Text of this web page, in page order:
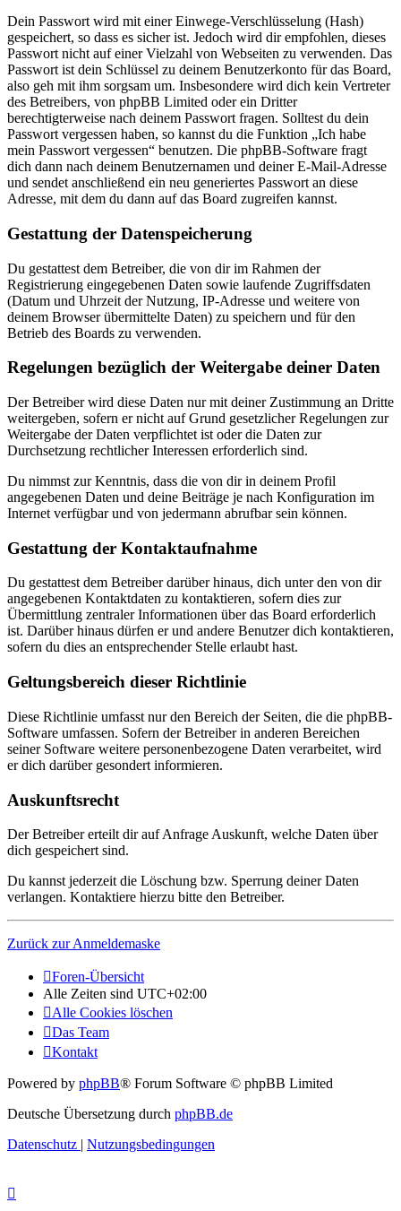
Dein Passwort wird mit einer Einwege-Verschlüsselung (Hash)
gespeichert, so dass es sicher ist. Jedoch wird dir empfohlen, dieses
Passwort nicht auf einer Vielzahl von Webseiten zu verwenden. Das
Passwort ist dein Schlüssel zu deinem Benutzerkonto für das Board,
also geh mit ihm sorgsam um. Insbesondere wird dich kein Vertreter
des Betreibers, von phpBB Limited oder ein Dritter
berechtigterweise nach deinem Passwort fragen. Solltest du dein
Passwort vergessen haben, so kannst du die Funktion „Ich habe
mein Passwort vergessen“ benutzen. Die phpBB-Software fragt
dich dann nach deinem Benutzernamen und deiner E-Mail-Adresse
und sendet anschließend ein neu generiertes Passwort an diese
Adresse, mit dem du dann auf das Board zugreifen kannst.
Gestattung der Datenspeicherung
Du gestattest dem Betreiber, die von dir im Rahmen der
Registrierung eingegebenen Daten sowie laufende Zugriffsdaten
(Datum und Uhrzeit der Nutzung, IP-Adresse und weitere von
deinem Browser übermittelte Daten) zu speichern und für den
Betrieb des Boards zu verwenden.
Regelungen bezüglich der Weitergabe deiner Daten
Der Betreiber wird diese Daten nur mit deiner Zustimmung an Dritte
weitergeben, sofern er nicht auf Grund gesetzlicher Regelungen zur
Weitergabe der Daten verpflichtet ist oder die Daten zur
Durchsetzung rechtlicher Interessen erforderlich sind.
Du nimmst zur Kenntnis, dass die von dir in deinem Profil
angegebenen Daten und deine Beiträge je nach Konfiguration im
Internet verfügbar und von jedermann abrufbar sein können.
Gestattung der Kontaktaufnahme
Du gestattest dem Betreiber darüber hinaus, dich unter den von dir
angegebenen Kontaktdaten zu kontaktieren, sofern dies zur
Übermittlung zentraler Informationen über das Board erforderlich
ist. Darüber hinaus dürfen er und andere Benutzer dich kontaktieren,
sofern du dies an entsprechender Stelle erlaubt hast.
Geltungsbereich dieser Richtlinie
Diese Richtlinie umfasst nur den Bereich der Seiten, die die phpBB-
Software umfassen. Sofern der Betreiber in anderen Bereichen
seiner Software weitere personenbezogene Daten verarbeitet, wird
er dich darüber gesondert informieren.
Auskunftsrecht
Der Betreiber erteilt dir auf Anfrage Auskunft, welche Daten über
dich gespeichert sind.
Du kannst jederzeit die Löschung bzw. Sperrung deiner Daten
verlangen. Kontaktiere hierzu bitte den Betreiber.
Zurück zur Anmeldemaske
Foren-Übersicht
Alle Zeiten sind UTC+02:00
Alle Cookies löschen
Das Team
Kontakt
Powered by phpBB® Forum Software © phpBB Limited
Deutsche Übersetzung durch phpBB.de
Datenschutz | Nutzungsbedingungen